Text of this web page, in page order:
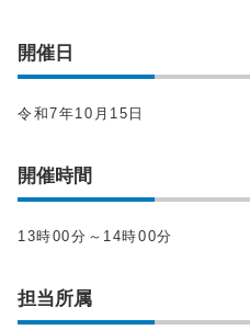
開催日
令和7年10月15日
開催時間
13時00分～14時00分
担当所属